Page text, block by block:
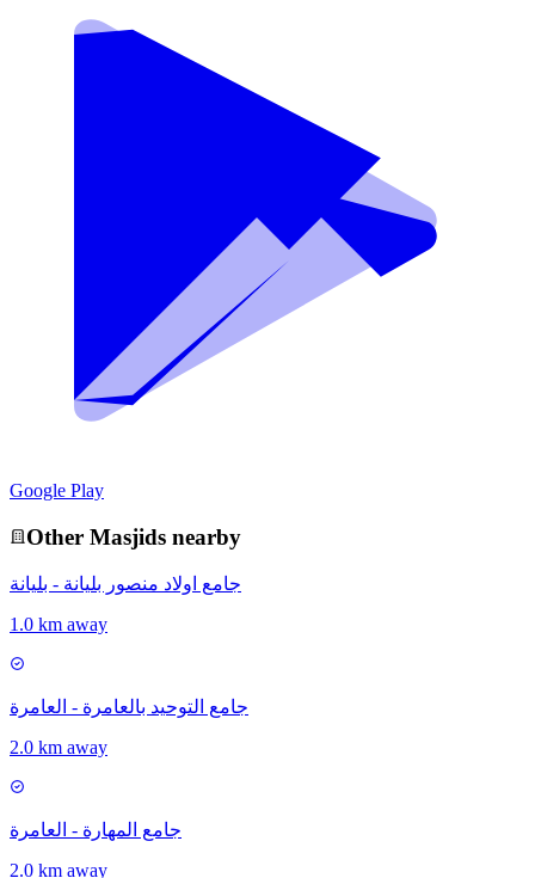
Google Play
Other Masjids nearby
جامع اولاد منصور بليانة - بليانة
1.0 km away
جامع التوحيد بالعامرة - العامرة
2.0 km away
جامع المهارة - العامرة
2.0 km away